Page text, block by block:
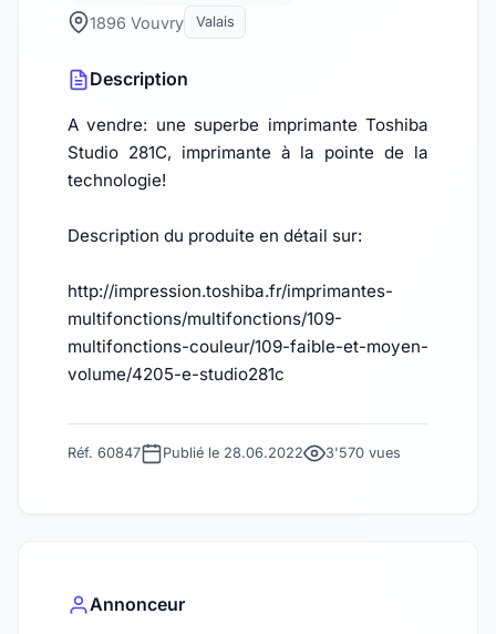
1896 Vouvry Valais
Description
A vendre: une superbe imprimante Toshiba
Studio 281C, imprimante à la pointe de la
technologie!
Description du produite en détail sur:
http://impression.toshiba.fr/imprimantes-
multifonctions/multifonctions/109-
multifonctions-couleur/109-faible-et-moyen-
volume/4205-e-studio281c
Réf. 60847 Publié le 28.06.2022 3'570 vues
Annonceur